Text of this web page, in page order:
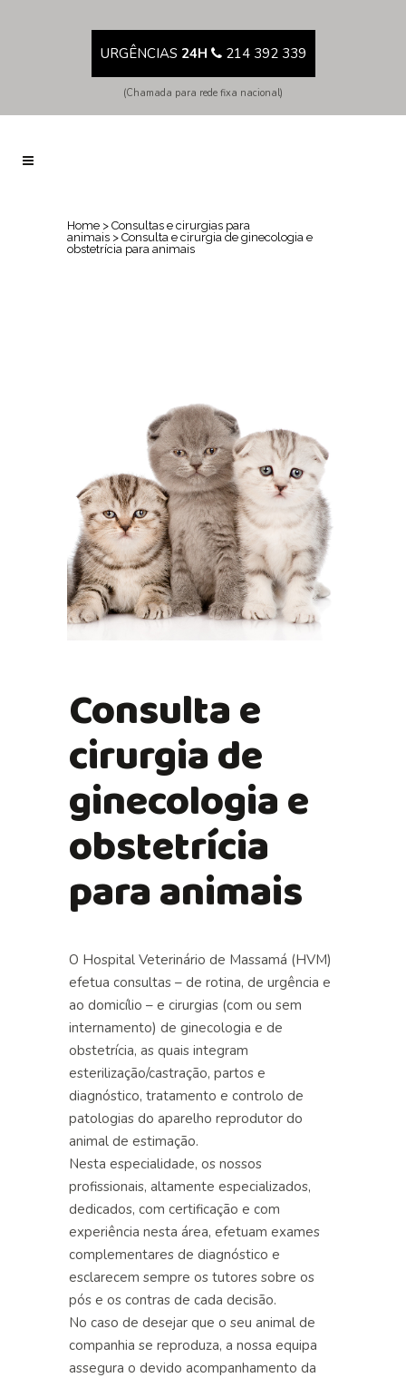
URGÊNCIAS 24H 214 392 339
(Chamada para rede fixa nacional)
Home > Consultas e cirurgias para
animais > Consulta e cirurgia de ginecologia e
obstetrícia para animais
Consulta e
cirurgia de
ginecologia e
obstetrícia
para animais
O Hospital Veterinário de Massamá (HVM)
efetua consultas – de rotina, de urgência e
ao domicílio – e cirurgias (com ou sem
internamento) de ginecologia e de
obstetrícia, as quais integram
esterilização/castração, partos e
diagnóstico, tratamento e controlo de
patologias do aparelho reprodutor do
animal de estimação.
Nesta especialidade, os nossos
profissionais, altamente especializados,
dedicados, com certificação e com
experiência nesta área, efetuam exames
complementares de diagnóstico e
esclarecem sempre os tutores sobre os
pós e os contras de cada decisão.
No caso de desejar que o seu animal de
companhia se reproduza, a nossa equipa
assegura o devido acompanhamento da